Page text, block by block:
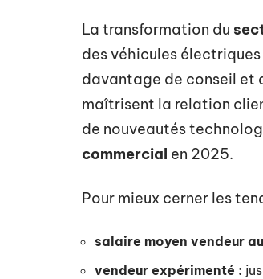
La transformation du
des véhicules
davantage de conseil et
maîtrisent la relation
de nouveautés
commercial en 2025.
Pour mieux cerner les
salaire moyen vendeur
vendeur expérimenté :